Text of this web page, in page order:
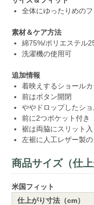
全体にゆったりめのフ
素材＆ケア方法
綿75%/ポリエステル
洗濯機の使用可
追加情報
着映えするショール
前はボタン開閉
ややドロップしたシ
前に2つポケット付き
裾は両脇にスリット
左裾に人工レザー製
商品サイズ（仕上
米国フィット
仕上がり寸法（cm）